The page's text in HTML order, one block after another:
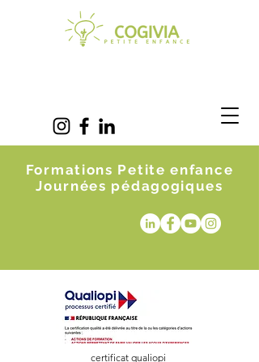
Formations Petite enfance
Journées pédagogiques
certificat qualiopi